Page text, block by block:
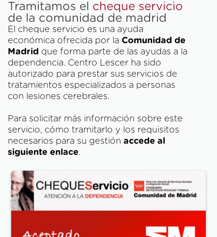
Tramitamos el cheque servicio
de la comunidad de madrid
El cheque servicio es una ayuda
económica ofrecida por la Comunidad de
Madrid que forma parte de las ayudas a la
dependencia. Centro Lescer ha sido
autorizado para prestar sus servicios de
tratamientos especializados a personas
con lesiones cerebrales.
Para solicitar más información sobre este
servicio, cómo tramitarlo y los requisitos
necesarios para su gestión accede al
siguiente enlace.